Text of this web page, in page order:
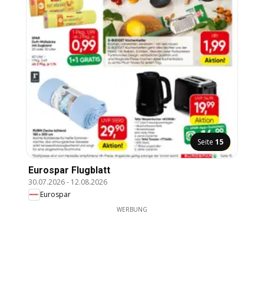
Seite 15
Eurospar Flugblatt
30.07.2026- 12.08.2026
Eurospar
WERBUNG